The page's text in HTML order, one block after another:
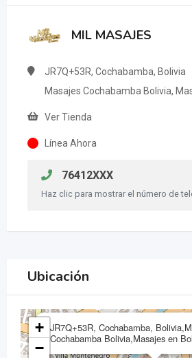
MIL MASAJES
JR7Q+53R, Cochabamba, Bolivia
Masajes Cochabamba Bolivia,
Ver Tienda
Línea Ahora
76412XXX
Haz clic para mostrar el número de
Ubicación
JR7Q+53R, Cochabamba,
Cochabamba Bolivia,Masajes en
+
−